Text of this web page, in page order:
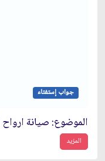
جواب إستفتاء
المزيد